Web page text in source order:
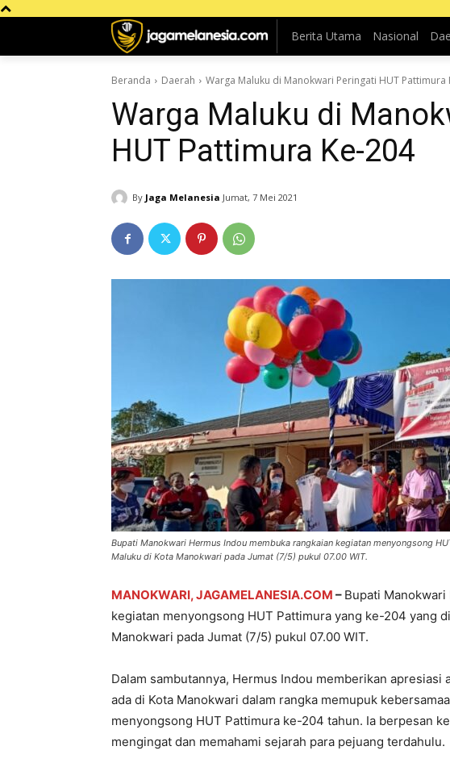
Berita Utama Nasional
Beranda Daerah Warga Maluku di Manokwari Peringati HUT Pattimura
Warga Maluku di
HUT Pattimura Ke-204
By Jaga Melanesia Jumat, 7 Mei 2021
Bupati Manokwari Hermus Indou membuka rangkaian kegiatan menyongsong
Maluku di Kota Manokwari pada Jumat (7/5) pukul 07.00 WIT.
MANOKWARI, JAGAMELANESIA.COM – Bupati
kegiatan menyongsong HUT Pattimura yang ke-204 yang
Manokwari pada Jumat (7/5) pukul 07.00 WIT.
Dalam sambutannya, Hermus Indou memberikan apresiasi
ada di Kota Manokwari dalam rangka memupuk
menyongsong HUT Pattimura ke-204 tahun. Ia berpesan
mengingat dan memahami sejarah para pejuang terdahulu.